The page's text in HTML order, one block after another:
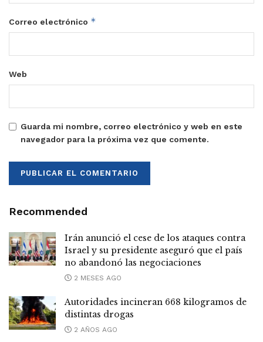
Correo electrónico *
Web
Guarda mi nombre, correo electrónico y web en este
navegador para la próxima vez que comente.
Recommended
Irán anunció el cese de los ataques contra
Israel y su presidente aseguró que el país
no abandonó las negociaciones
2 MESES AGO
Autoridades incineran 668 kilogramos de
distintas drogas
2 AÑOS AGO